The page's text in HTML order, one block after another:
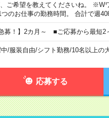
ご希望を教えてくださいね。 ※W
のお仕事の勤務時間。 合計で週40
募！】2カ月～ ■ご応募から最短2
/服装自由/シフト勤務/10名以上の
応募する